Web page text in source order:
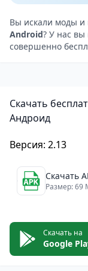
добавлять
мультфильмы
Пользователи
использовать
с друзьями или
Преимущества
Развлечение и
навыки
Креативность
уникальные
Удобство для
подходит как
Вы искали моды и
Android? У нас
совершенно
Скачать
Андроид
Версия: 2.13
Скачать
Размер: 69
Скачать на
Google